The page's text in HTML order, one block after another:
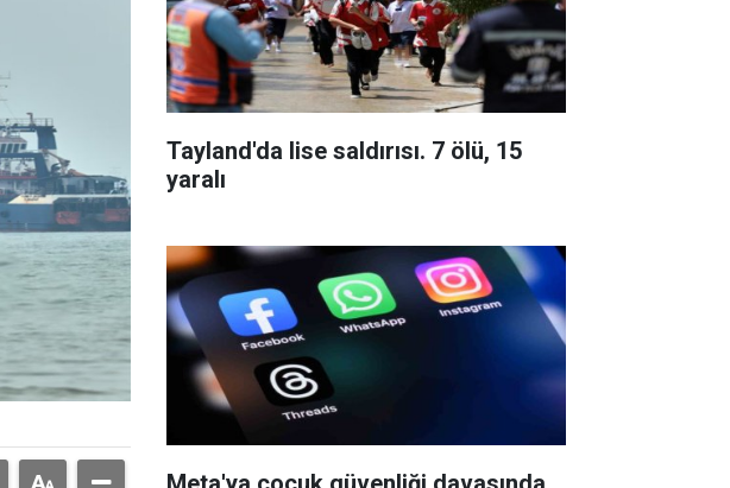
Tayland'da lise saldırısı. 7 ölü, 15
yaralı